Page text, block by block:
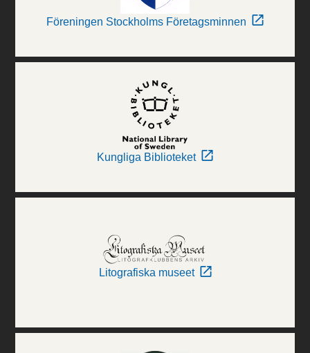
Föreningen Stockholms Företagsminnen
Kungliga Biblioteket
Litografiska museet